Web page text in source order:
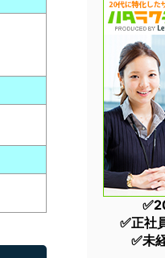
✅正社
✅未